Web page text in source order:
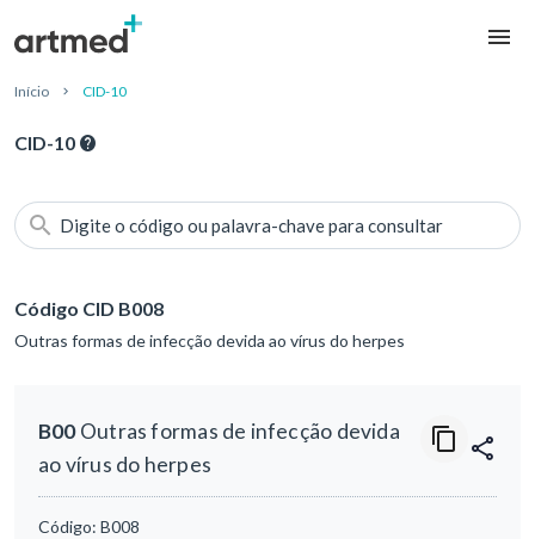
Início CID-10
CID-10
Digite o código ou palavra-chave para consultar
Código CID B008
Outras formas de infecção devida ao vírus do herpes
B00Outras formas de infecção devida
ao vírus do herpes
Código: B008